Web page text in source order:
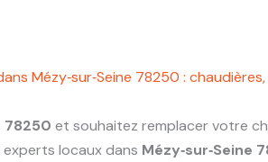
Mézy‑sur‑Seine 78250 :
78250 et souhaitez remplacer votre
locaux dans Mézy‑sur‑Seine